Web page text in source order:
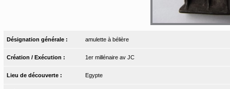
Désignation générale : amulette à bélière
Création / Exécution : 1er millénaire av JC
Lieu de découverte : Egypte